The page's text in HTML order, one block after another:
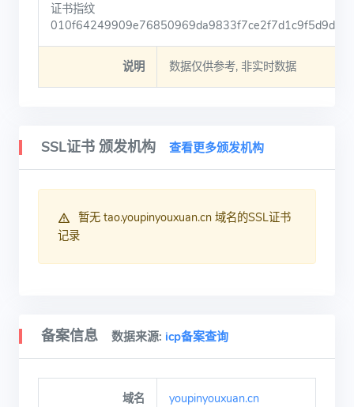
证书指纹
说明 数据仅供参考, 非实时数据
SSL证书 颁发机构 查看更多颁发机构
暂无 tao.youpinyouxuan.cn 域名的SSL证书
记录
备案信息 数据来源: icp备案查询
域名 youpinyouxuan.cn